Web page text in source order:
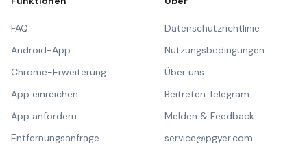
FAQ
Android-App
Chrome-Erweiterung
App einreichen
App anfordern
Entfernungsanfrage
Datenschutzrichtlinie
Nutzungsbedingungen
Über uns
Beitreten Telegram
Melden & Feedback
service@pgyer.com